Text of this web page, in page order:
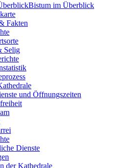
Bistum im Überblick
Fakten
Selig
und Öffnungszeiten
Dienste
der Kathedrale